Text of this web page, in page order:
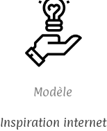
Modèle
Inspiration internet